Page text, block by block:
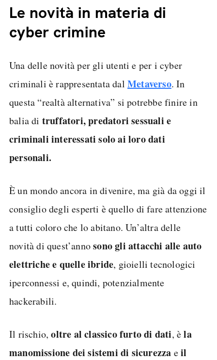
Le novità in materia di
cyber crimine
Una delle novità per gli utenti e per i cyber
criminali è rappresentata dal Metaverso. In
questa “realtà alternativa” si potrebbe finire in
balia di truffatori, predatori sessuali e
criminali interessati solo ai loro dati
personali.
È un mondo ancora in divenire, ma già da oggi il
consiglio degli esperti è quello di fare attenzione
a tutti coloro che lo abitano. Un’altra delle
novità di quest’annosono gli attacchi alle auto
elettriche e quelle ibride, gioielli tecnologici
iperconnessi e, quindi, potenzialmente
hackerabili.
Il rischio,oltre al classico furto di dati, èla
manomissione dei sistemi di sicurezza eil